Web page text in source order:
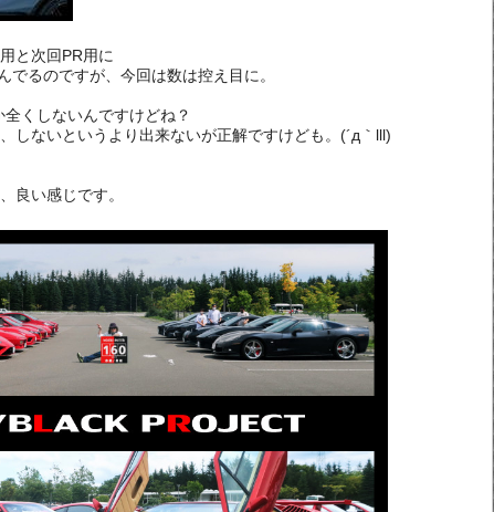
と次回PR用に
でるのですが、今回は数は控え目に。
くしないんですけどね？
しないというより出来ないが正解ですけども。(´д｀lll)
良い感じです。